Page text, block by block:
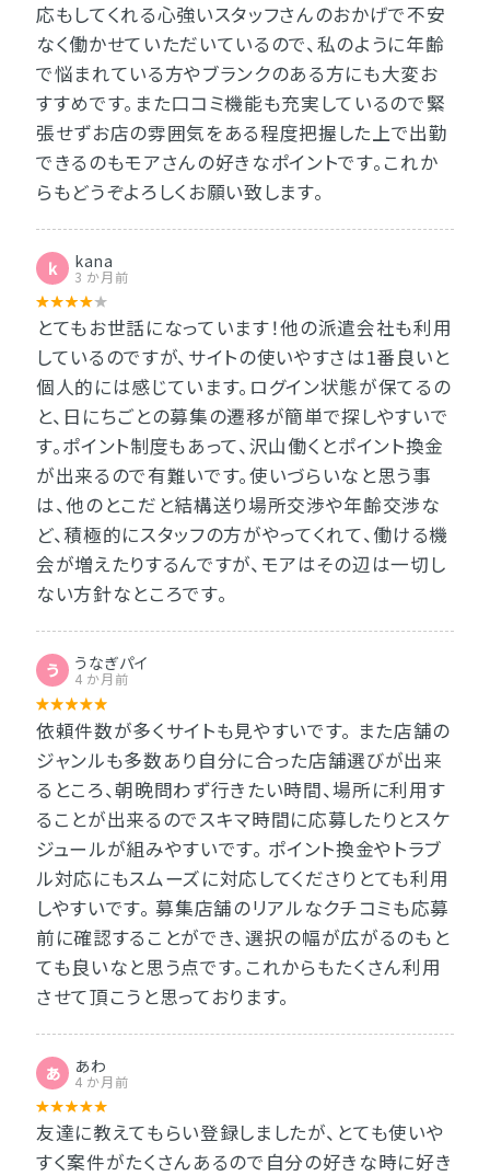
応もしてくれる心強いスタッフさんのおかげで不安
なく働かせていただいているので、私のように年齢
で悩まれている方やブランクのある方にも大変お
すすめです。また口コミ機能も充実しているので緊
張せずお店の雰囲気をある程度把握した上で出勤
できるのもモアさんの好きなポイントです。これか
らもどうぞよろしくお願い致します。
k kana
3 か月前
とてもお世話になっています！他の派遣会社も利用
しているのですが、サイトの使いやすさは1番良いと
個人的には感じています。ログイン状態が保てるの
と、日にちごとの募集の遷移が簡単で探しやすいで
す。ポイント制度もあって、沢山働くとポイント換金
が出来るので有難いです。使いづらいなと思う事
は、他のとこだと結構送り場所交渉や年齢交渉な
ど、積極的にスタッフの方がやってくれて、働ける機
会が増えたりするんですが、モアはその辺は一切し
ない方針なところです。
う うなぎパイ
4 か月前
依頼件数が多くサイトも見やすいです。 また店舗の
ジャンルも多数あり自分に合った店舗選びが出来
るところ、朝晩問わず行きたい時間、場所に利用す
ることが出来るのでスキマ時間に応募したりとスケ
ジュールが組みやすいです。 ポイント換金やトラブ
ル対応にもスムーズに対応してくださりとても利用
しやすいです。 募集店舗のリアルなクチコミも応募
前に確認することができ、選択の幅が広がるのもと
ても良いなと思う点です。これからもたくさん利用
させて頂こうと思っております。
あ あわ
4 か月前
友達に教えてもらい登録しましたが、とても使いや
すく案件がたくさんあるので自分の好きな時に好き